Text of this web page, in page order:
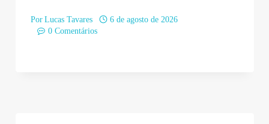
Por Lucas Tavares
6 de agosto de 2026
0 Comentários